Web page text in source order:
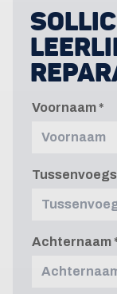
Voornaam
Achternaam